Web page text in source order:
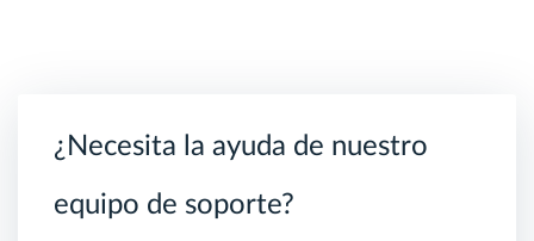
¿Necesita la ayuda de nuestro
equipo de soporte?